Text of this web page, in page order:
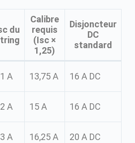
du
Calibre
requis
(Isc ×
1,25)
Disjoncteur
DC
standard
A 13,75 A 16 A DC
A 15 A 16 A DC
A 16,25 A 20 A DC